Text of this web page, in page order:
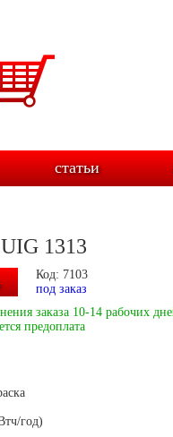
статьи
1313
Код: 7103
под заказ
заказа 10-14 рабочих
предоплата
год)